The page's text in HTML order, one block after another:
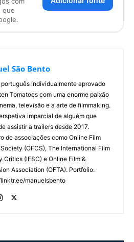
que
São Bento
individualmente aprovado
Tomatoes com uma enorme paixão
televisão e a arte de filmmaking.
imparcial de alguém que
assistir a trailers desde 2017.
de associações como Online Film
(OFCS), The International Film
Critics (IFSC) e Online Film &
Association (OFTA). Portfolio:
manuelsbento